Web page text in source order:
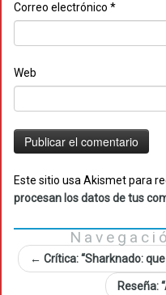
Correo electrónico *
Web
Este sitio usa Akismet para
procesan los datos de tus
← Crítica: “Sharknado:
Reseña: